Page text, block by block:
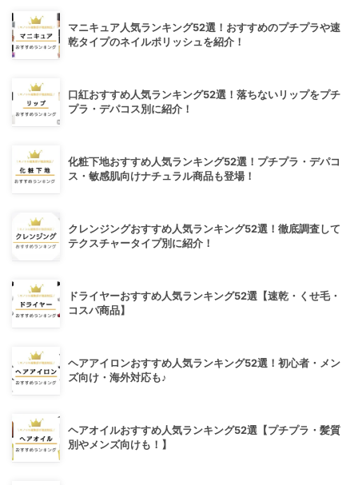
マニキュア人気ランキング52選！おすすめのプチプラや速
乾タイプのネイルポリッシュを紹介！
口紅おすすめ人気ランキング52選！落ちないリップをプチ
プラ・デパコス別に紹介！
化粧下地おすすめ人気ランキング52選！プチプラ・デパコ
ス・敏感肌向けナチュラル商品も登場！
クレンジングおすすめ人気ランキング52選！徹底調査して
テクスチャータイプ別に紹介！
ドライヤーおすすめ人気ランキング52選【速乾・くせ毛・
コスパ商品】
ヘアアイロンおすすめ人気ランキング52選！初心者・メン
ズ向け・海外対応も♪
ヘアオイルおすすめ人気ランキング52選【プチプラ・髪質
別やメンズ向けも！】